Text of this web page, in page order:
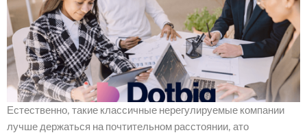
Естественно, такие классичные нерегулируемые компании
лучше держаться на почтительном расстоянии, ато